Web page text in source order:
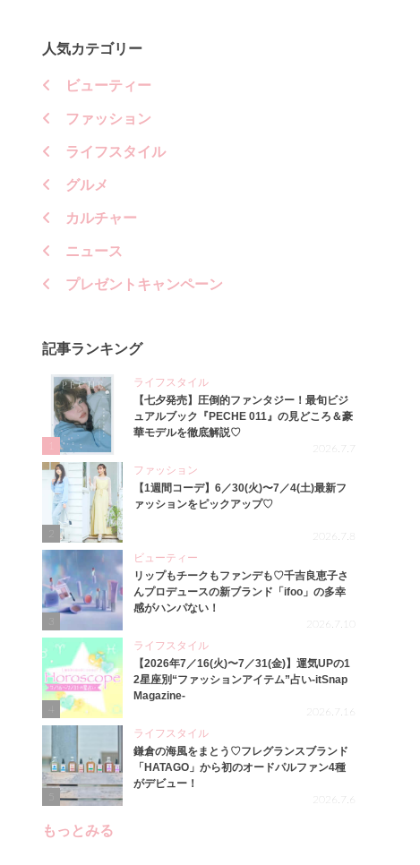
人気カテゴリー
ビューティー
ファッション
ライフスタイル
グルメ
カルチャー
ニュース
プレゼントキャンペーン
記事ランキング
ライフスタイル
【七夕発売】圧倒的ファンタジー！最旬ビジ
ュアルブック『PECHE 011』の見どころ＆豪
華モデルを徹底解説♡
2026.7.7
ファッション
【1週間コーデ】6／30(火)〜7／4(土)最新フ
ァッションをピックアップ♡
2026.7.8
3
ビューティー
リップもチークもファンデも♡千吉良恵子さ
んプロデュースの新ブランド「ifoo」の多幸
感がハンパない！
2026.7.10
4
ライフスタイル
【2026年7／16(火)〜7／31(金)】運気UPの1
2星座別“ファッションアイテム”占い-itSnap
Magazine-
2026.7.16
ライフスタイル
鎌倉の海風をまとう♡フレグランスブランド
「HATAGO」から初のオードパルファン4種
がデビュー！
2026.7.6
もっとみる